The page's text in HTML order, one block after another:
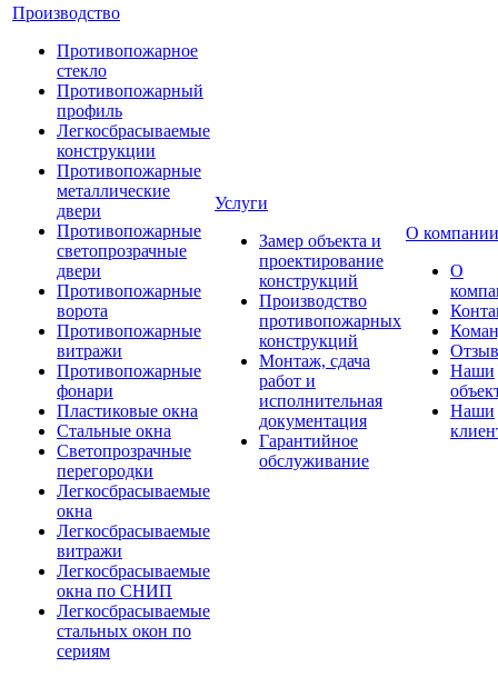
Производство
Противопожарное
стекло
Противопожарный
профиль
Легкосбрасываемые
конструкции
Противопожарные
металлические
двери
Противопожарные
светопрозрачные
двери
Противопожарные
ворота
Противопожарные
витражи
Противопожарные
фонари
Пластиковые окна
Стальные окна
Светопрозрачные
перегородки
Легкосбрасываемые
окна
Легкосбрасываемые
витражи
Легкосбрасываемые
окна по СНИП
Легкосбрасываемые
стальных окон по
сериям
Услуги
Замер объекта и
проектирование
конструкций
Производство
противопожарных
конструкций
Монтаж, сдача
работ и
исполнительная
документация
Гарантийное
обслуживание
О компании
О
Наши
Наши